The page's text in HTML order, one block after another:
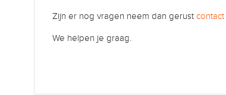
Zijn er nog vragen neem dan gerust contact
We helpen je graag.